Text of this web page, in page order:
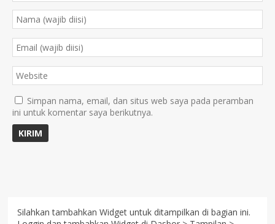
Simpan nama, email, dan situs web saya pada peramban
ini untuk komentar saya berikutnya.
Silahkan tambahkan Widget untuk ditampilkan di bagian ini.